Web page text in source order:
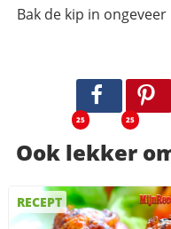
Bak de kip in ongeveer
25 25
Ook lekker
RECEPT